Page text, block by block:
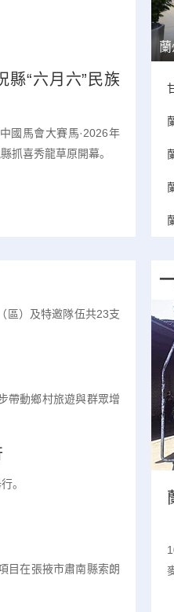
縣“六月六”民族
國馬會大賽馬·2026年
抓喜秀龍草原開幕。
區）及特邀隊伍共23支
帶動鄉村旅遊與群眾增
。
目在張掖市肅南縣索朗
，一列滿載48個集裝箱大